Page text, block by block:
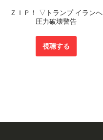
ＺＩＰ！ ▽トランプ イランへ
圧力破壊警告
視聴する